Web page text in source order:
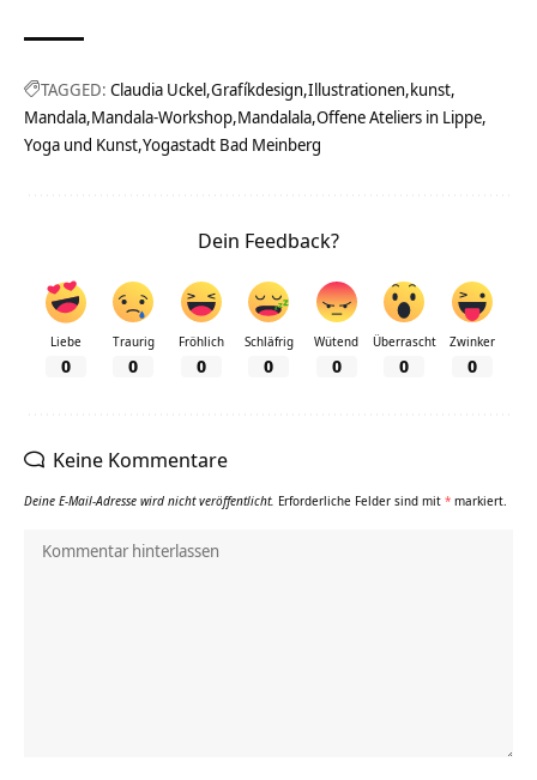
TAGGED: Claudia Uckel Grafíkdesign Illustrationen kunst
Mandala Mandala-Workshop Mandalala Offene Ateliers in Lippe
Yoga und Kunst Yogastadt Bad Meinberg
Dein Feedback?
Liebe
0
Traurig
0
Fröhlich
0
Schläfrig
0
Wütend
0
Überrascht
0
Zwinker
0
Keine Kommentare
Deine E-Mail-Adresse wird nicht veröffentlicht. Erforderliche Felder sind mit * markiert.